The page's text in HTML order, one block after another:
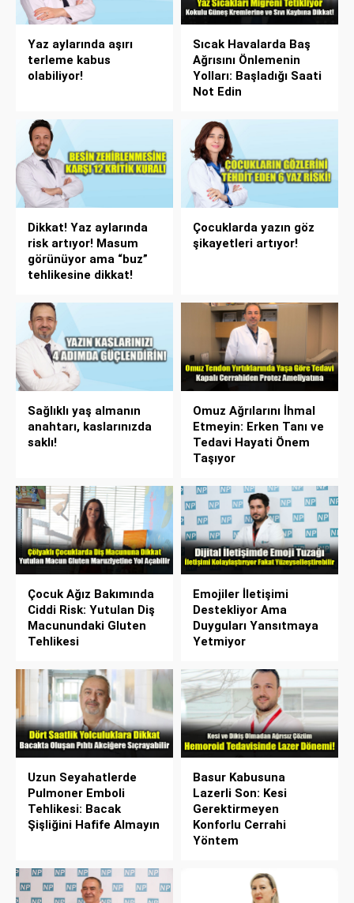
Yaz aylarında aşırı
terleme kabus
olabiliyor!
Sıcak Havalarda Baş
Ağrısını Önlemenin
Yolları: Başladığı Saati
Not Edin
Dikkat! Yaz aylarında
risk artıyor! Masum
görünüyor ama “buz”
tehlikesine dikkat!
Çocuklarda yazın göz
şikayetleri artıyor!
Sağlıklı yaş almanın
anahtarı, kaslarınızda
saklı!
Omuz Ağrılarını İhmal
Etmeyin: Erken Tanı ve
Tedavi Hayati Önem
Taşıyor
Çocuk Ağız Bakımında
Ciddi Risk: Yutulan Diş
Macunundaki Gluten
Tehlikesi
Emojiler İletişimi
Destekliyor Ama
Duyguları Yansıtmaya
Yetmiyor
Uzun Seyahatlerde
Pulmoner Emboli
Tehlikesi: Bacak
Şişliğini Hafife Almayın
Basur Kabusuna
Lazerli Son: Kesi
Gerektirmeyen
Konforlu Cerrahi
Yöntem